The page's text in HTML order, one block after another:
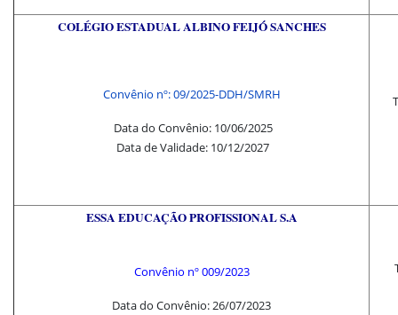
COLÉGIO ESTADUAL ALBINO FEIJÓ SANCHES
Convênio nº: 09/2025-DDH/SMRH
Data do Convênio: 10/06/2025
Data de Validade: 10/12/2027
ESSA EDUCAÇÃO PROFISSIONAL S.A
Convênio nº 009/2023
Data do Convênio: 26/07/2023